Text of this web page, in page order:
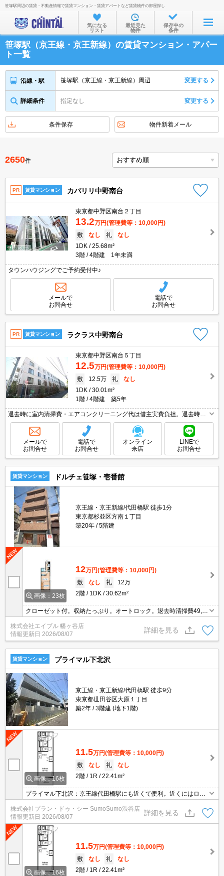
お部屋を探す
沿線・駅から
住所から
家賃相場から
不動産会社から
笹塚駅周辺の賃貸・不動産情報で賃貸マンション・賃貸アパートなど賃貸物件の部屋探し
気になる
リスト
最近見た
物件
保存中の
条件
笹塚駅（京王線・京王新線）の賃貸マンション・アパー
ト一覧
沿線・駅 笹塚駅（京王線・京王新線）周辺 変更する
詳細条件 指定なし 変更する
条件保存 物件新着メール
2650件
PR 賃貸マンション カパリリ中野南台
東京都中野区南台２丁目
13.2万円(管理費等：10,000円)
敷
なし 礼
なし
1DK
25.68m²
3階
4階建 1年未満
タウンハウジングでご予約受付中♪
メールで
お問合せ
電話で
お問合せ
PR 賃貸マンション ラクラス中野南台
東京都中野区南台５丁目
12.5万円(管理費等：10,000円)
敷
12.5万 礼
なし
1DK
30.01m²
1階
4階建 築5年
退去時に室内清掃費・エアコンクリーニング代は借主実費負担。退去時清
算手数料44,000円。インターネット無料。24時間ゴミ出し可。駐輪場無
料。オートロック。TVインターホン付き。
メールで
お問合せ
電話で
お問合せ
オンライン
来店
LINEで
お問合せ
賃貸マンション ドルチェ笹塚・壱番館
京王線・京王新線/代田橋駅 徒歩1分
東京都杉並区方南１丁目
築20年
5階建
画像：23枚
12万円(管理費等：10,000円)
敷
なし 礼
12万
2階
1DK 30.62m²
クローゼット付。収納たっぷり。オートロック。退去時清掃費49,5
00円。退去時、エアコン洗浄代11,000円。1年未満の解約時、違約
金1ヶ月分発生。契約時事務手数料11,000円。
株式会社エイブル 幡ヶ谷店
情報更新日 2026/08/07
詳細を見る
賃貸マンション プライマル下北沢
京王線・京王新線/代田橋駅 徒歩9分
東京都世田谷区大原１丁目
築2年
3階建 (地下1階)
画像：16枚
11.5万円(管理費等：10,000円)
敷
なし 礼
なし
2階
1R 22.41m²
プライマル下北沢：京王線代田橋駅にも近くて便利。近くにはロー
ソン 大原一丁目店(徒歩3分)がありちょっとした買い物に便利です。
収納はクロゼット・シューズボックスなどが備え付けられているの
で、衣類や日用品の収納に重宝します。
株式会社プラン・ドゥ・シー SumoSumo渋谷店
情報更新日 2026/08/07
詳細を見る
画像：16枚
11.5万円(管理費等：10,000円)
敷
なし 礼
なし
2階
1R 22.41m²